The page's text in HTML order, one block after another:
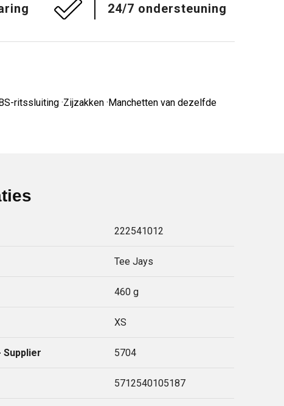
24/7 ondersteuning
ritssluiting ·Zijzakken ·Manchetten van dezelfde
222541012
Tee Jays
460 g
XS
5704
5712540105187